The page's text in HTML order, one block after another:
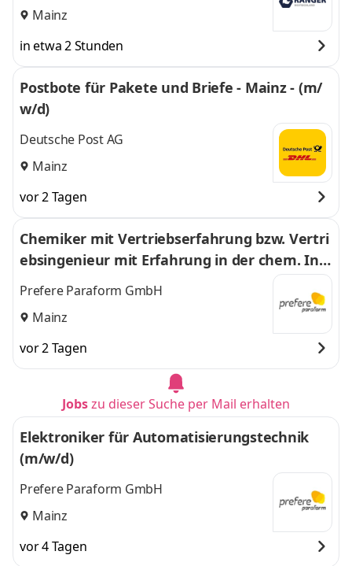
Mainz
in etwa 2 Stunden
Postbote für Pakete und Briefe - Mainz - (m/
w/d)
Deutsche Post AG
Mainz
vor 2 Tagen
Chemiker mit Vertriebserfahrung bzw. Vertri
ebsingenieur mit Erfahrung in der chem. Ind
ustrie (m/w/d)
Prefere Paraform GmbH
Mainz
vor 2 Tagen
Jobszu dieser Suche per Mail erhalten
Elektroniker für Automatisierungstechnik
(m/w/d)
Prefere Paraform GmbH
Mainz
vor 4 Tagen